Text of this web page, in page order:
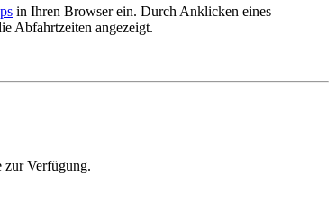
in Ihren Browser ein. Durch Anklicken eines
Abfahrtzeiten angezeigt.
Verfügung.